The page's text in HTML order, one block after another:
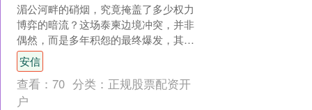
湄公河畔的硝烟，究竟掩盖了多少权力
博弈的暗流？这场泰柬边境冲突，并非
偶然，而是多年积怨的最终爆发，其导
火索，竟是两排看似不起眼的铁疙瘩
——地雷。 联合国调解员焦....
安信
查看： 70 分类： 正规股票配资开
户